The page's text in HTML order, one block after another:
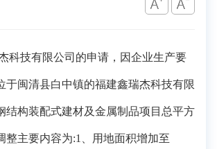
科技有限公司的申请， 因企业生产要
于闽清县白中镇的福建鑫瑞杰科技有限
结构装配式建材及金属制品项目 总平方
整主要内容为:1、用地面积增加至